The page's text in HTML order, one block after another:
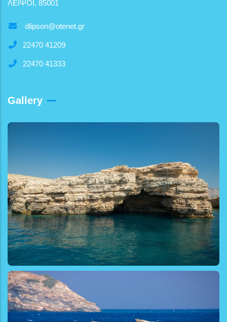
ΛΕΙΨΟΙ, 85001
dlipson@otenet.gr
22470 41209
22470 41333
Gallery